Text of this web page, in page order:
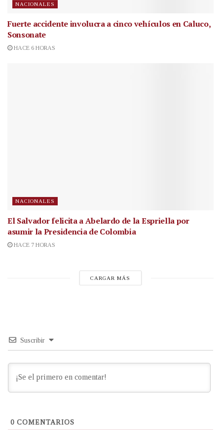
NACIONALES
Fuerte accidente involucra a cinco vehículos en Caluco,
Sonsonate
HACE 6 HORAS
NACIONALES
El Salvador felicita a Abelardo de la Espriella por
asumir la Presidencia de Colombia
HACE 7 HORAS
CARGAR MÁS
Suscribir
0 COMENTARIOS